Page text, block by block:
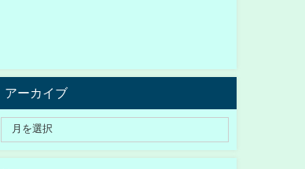
アーカイブ